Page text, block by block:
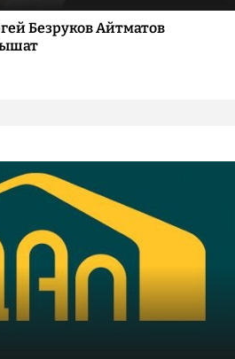
Безруков Айтматов